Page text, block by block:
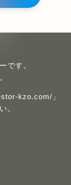
です。
kzo.com/」
。